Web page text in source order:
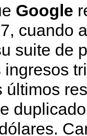
Google
cuando
suite de
últimos